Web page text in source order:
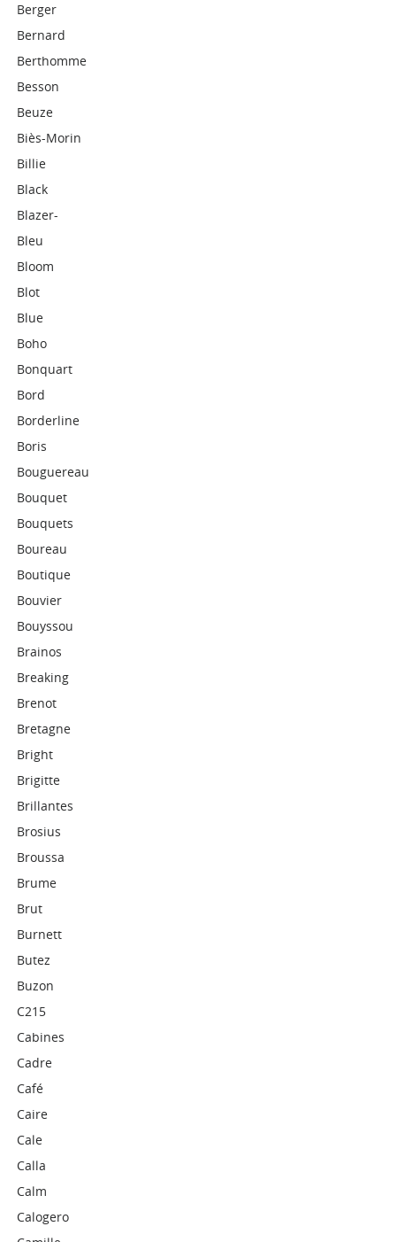
Berger
Bernard
Berthomme
Besson
Beuze
Biès-Morin
Billie
Black
Blazer-
Bleu
Bloom
Blot
Blue
Boho
Bonquart
Bord
Borderline
Boris
Bouguereau
Bouquet
Bouquets
Boureau
Boutique
Bouvier
Bouyssou
Brainos
Breaking
Brenot
Bretagne
Bright
Brigitte
Brillantes
Brosius
Broussa
Brume
Brut
Burnett
Butez
Buzon
C215
Cabines
Cadre
Café
Caire
Cale
Calla
Calm
Calogero